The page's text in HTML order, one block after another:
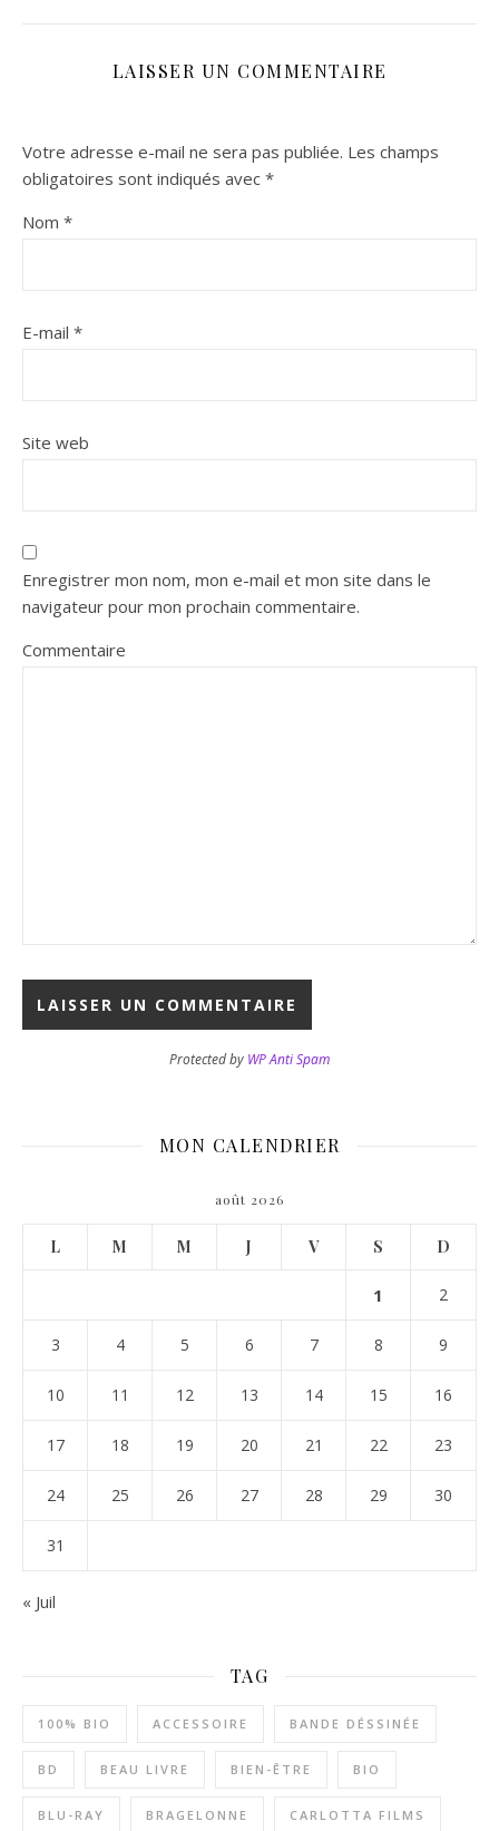
LAISSER UN COMMENTAIRE
Votre adresse e-mail ne sera pas publiée. Les champs
obligatoires sont indiqués avec *
Nom *
E-mail *
Site web
Enregistrer mon nom, mon e-mail et mon site dans le
navigateur pour mon prochain commentaire.
Commentaire
Protected by WP Anti Spam
MON CALENDRIER
août 2026
L M M J V S D
1 2
3 4 5 6 7 8 9
10 11 12 13 14 15 16
17 18 19 20 21 22 23
24 25 26 27 28 29 30
31
« Juil
TAG
100% BIO ACCESSOIRE BANDE DÉSSINÉE
BD BEAU LIVRE BIEN-ÊTRE BIO
BLU-RAY BRAGELONNE CARLOTTA FILMS